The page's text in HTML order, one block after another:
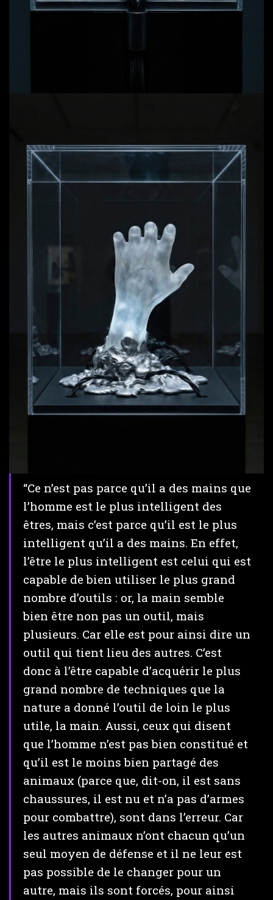
“Ce n’est pas parce qu’il a des mains que
l’homme est le plus intelligent des
êtres, mais c’est parce qu’il est le plus
intelligent qu’il a des mains. En effet,
l’être le plus intelligent est celui qui est
capable de bien utiliser le plus grand
nombre d’outils : or, la main semble
bien être non pas un outil, mais
plusieurs. Car elle est pour ainsi dire un
outil qui tient lieu des autres. C’est
donc à l’être capable d’acquérir le plus
grand nombre de techniques que la
nature a donné l’outil de loin le plus
utile, la main. Aussi, ceux qui disent
que l’homme n’est pas bien constitué et
qu’il est le moins bien partagé des
animaux (parce que, dit-on, il est sans
chaussures, il est nu et n’a pas d’armes
pour combattre), sont dans l’erreur. Car
les autres animaux n’ont chacun qu’un
seul moyen de défense et il ne leur est
pas possible de le changer pour un
autre, mais ils sont forcés, pour ainsi